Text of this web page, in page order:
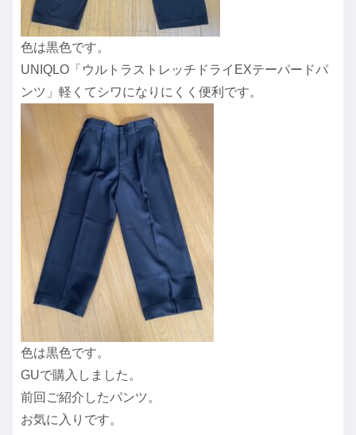
色は黒色です。
UNIQLO「ウルトラストレッチドライEXテーパードパ
ンツ」軽くてシワになりにくく便利です。
色は黒色です。
GUで購入しました。
前回ご紹介したパンツ。
お気に入りです。